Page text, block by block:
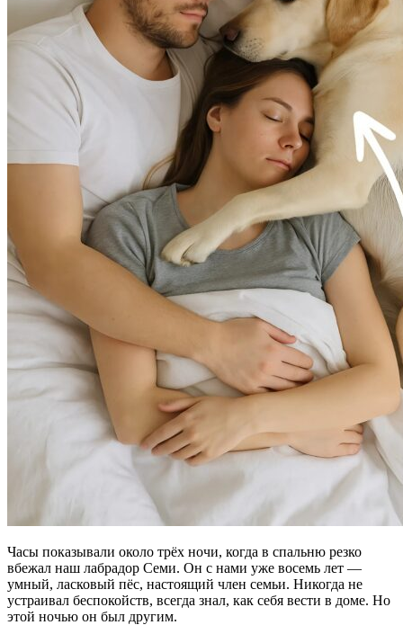
Часы показывали около трёх ночи, когда в спальню резко
вбежал наш лабрадор Семи. Он с нами уже восемь лет —
умный, ласковый пёс, настоящий член семьи. Никогда не
устраивал беспокойств, всегда знал, как себя вести в доме. Но
этой ночью он был другим.